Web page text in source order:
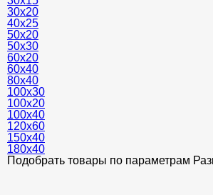
30х20
40х25
50х20
50х30
60x20
60х40
80х40
100x30
100х20
100х40
120х60
150x40
180x40
Подобрать товары по параметрам